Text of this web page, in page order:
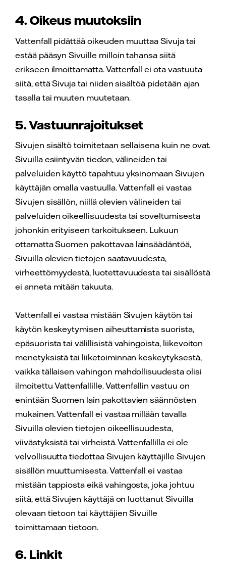
4. Oikeus muutoksiin
Vattenfall pidättää oikeuden muuttaa Sivuja tai
estää pääsyn Sivuille milloin tahansa siitä
erikseen ilmoittamatta. Vattenfall ei ota vastuuta
siitä, että Sivuja tai niiden sisältöä pidetään ajan
tasalla tai muuten muutetaan.
5. Vastuunrajoitukset
Sivujen sisältö toimitetaan sellaisena kuin ne ovat.
Sivuilla esiintyvän tiedon, välineiden tai
palveluiden käyttö tapahtuu yksinomaan Sivujen
käyttäjän omalla vastuulla. Vattenfall ei vastaa
Sivujen sisällön, niillä olevien välineiden tai
palveluiden oikeellisuudesta tai soveltumisesta
johonkin erityiseen tarkoitukseen. Lukuun
ottamatta Suomen pakottavaa lainsäädäntöä,
Sivuilla olevien tietojen saatavuudesta,
virheettömyydestä, luotettavuudesta tai sisällöstä
ei anneta mitään takuuta.
Vattenfall ei vastaa mistään Sivujen käytön tai
käytön keskeytymisen aiheuttamista suorista,
epäsuorista tai välillisistä vahingoista, liikevoiton
menetyksistä tai liiketoiminnan keskeytyksestä,
vaikka tällaisen vahingon mahdollisuudesta olisi
ilmoitettu Vattenfallille. Vattenfallin vastuu on
enintään Suomen lain pakottavien säännösten
mukainen. Vattenfall ei vastaa millään tavalla
Sivuilla olevien tietojen oikeellisuudesta,
viivästyksistä tai virheistä. Vattenfallilla ei ole
velvollisuutta tiedottaa Sivujen käyttäjille Sivujen
sisällön muuttumisesta. Vattenfall ei vastaa
mistään tappiosta eikä vahingosta, joka johtuu
siitä, että Sivujen käyttäjä on luottanut Sivuilla
olevaan tietoon tai käyttäjien Sivuille
toimittamaan tietoon.
6. Linkit